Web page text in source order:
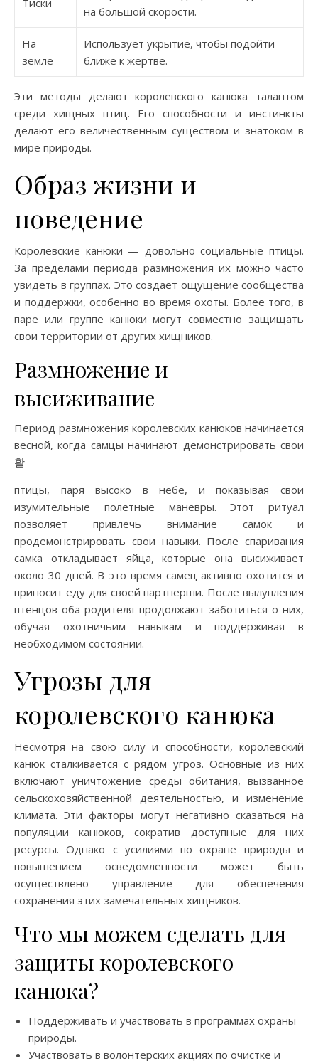
Тиски
на большой скорости.
На
земле
Использует укрытие, чтобы подойти
ближе к жертве.
Эти методы делают королевского канюка талантом
среди хищных птиц. Его способности и инстинкты
делают его величественным существом и знатоком в
мире природы.
Образ жизни и
поведение
Королевские канюки — довольно социальные птицы.
За пределами периода размножения их можно часто
увидеть в группах. Это создает ощущение сообщества
и поддержки, особенно во время охоты. Более того, в
паре или группе канюки могут совместно защищать
свои территории от других хищников.
Размножение и
высиживание
Период размножения королевских канюков начинается
весной, когда самцы начинают демонстрировать свои
활
птицы, паря высоко в небе, и показывая свои
изумительные полетные маневры. Этот ритуал
позволяет привлечь внимание самок и
продемонстрировать свои навыки. После спаривания
самка откладывает яйца, которые она высиживает
около 30 дней. В это время самец активно охотится и
приносит еду для своей партнерши. После вылупления
птенцов оба родителя продолжают заботиться о них,
обучая охотничьим навыкам и поддерживая в
необходимом состоянии.
Угрозы для
королевского канюка
Несмотря на свою силу и способности, королевский
канюк сталкивается с рядом угроз. Основные из них
включают уничтожение среды обитания, вызванное
сельскохозяйственной деятельностью, и изменение
климата. Эти факторы могут негативно сказаться на
популяции канюков, сократив доступные для них
ресурсы. Однако с усилиями по охране природы и
повышением осведомленности может быть
осуществлено управление для обеспечения
сохранения этих замечательных хищников.
Что мы можем сделать для
защиты королевского
канюка?
Поддерживать и участвовать в программах охраны
природы.
Участвовать в волонтерских акциях по очистке и